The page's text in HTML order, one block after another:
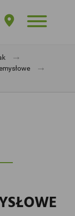
→
→